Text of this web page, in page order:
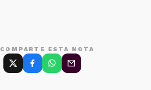
COMPARTE ESTA NOTA